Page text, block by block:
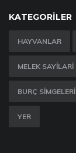
KATEGORILER
HAYVANLAR
MELEK SAYILARI
BURÇ SIMGELERI
YER